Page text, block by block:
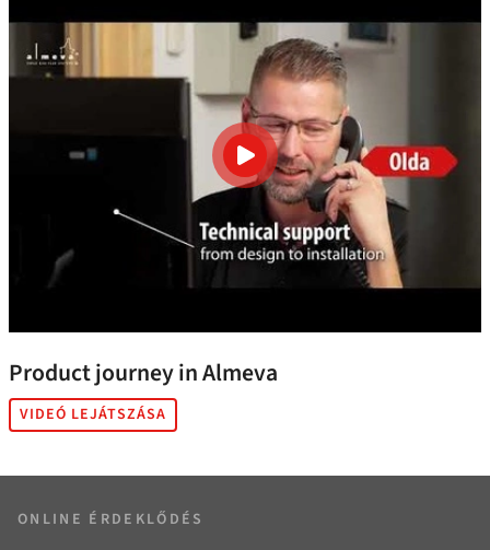
Product journey in Almeva
VIDEÓ LEJÁTSZÁSA
ONLINE ÉRDEKLŐDÉS